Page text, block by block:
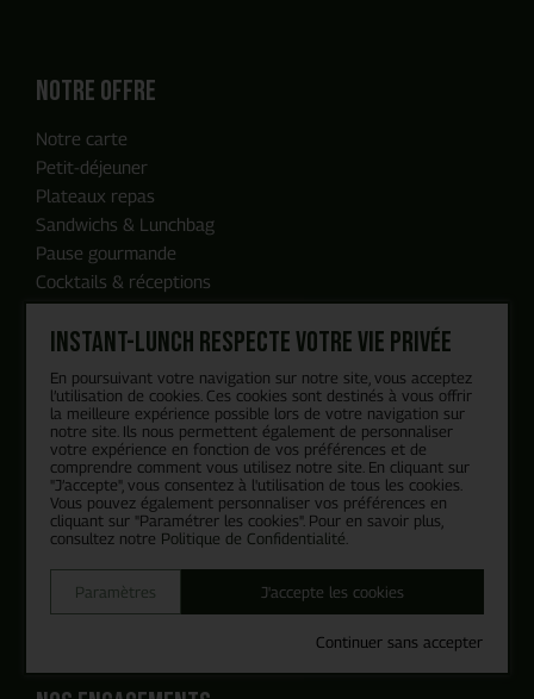
Instant-Lunch respecte votre vie privée
En poursuivant votre navigation sur notre site, vous acceptez
l’utilisation de cookies. Ces cookies sont destinés à vous offrir
la meilleure expérience possible lors de votre navigation sur
notre site. Ils nous permettent également de personnaliser
votre expérience en fonction de vos préférences et de
comprendre comment vous utilisez notre site. En cliquant sur
"J’accepte", vous consentez à l'utilisation de tous les cookies.
Vous pouvez également personnaliser vos préférences en
cliquant sur "Paramétrer les cookies". Pour en savoir plus,
consultez notre Politique de Confidentialité
J'accepte les cookies
Continuer sans accepter
Paramètres
ENVOYER MA DEMANDE
Notre équipe reviendra vers vous
en moins de 24h, c'est promis
Notre offre
Notre carte
Petit-déjeuner
Plateaux repas
Sandwichs & Lunchbag
Pause gourmande
Cocktails & réceptions
Evènements
Restauration 2.0
espace client
Mon compte
Mes commandes
Demande de devis
FAQ